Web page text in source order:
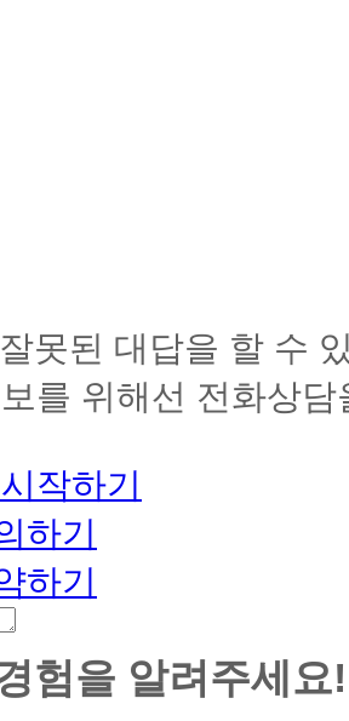
못된 대답을 할 수
를 위해선 전화상
작하기
하기
하기
험을 알려주세요!